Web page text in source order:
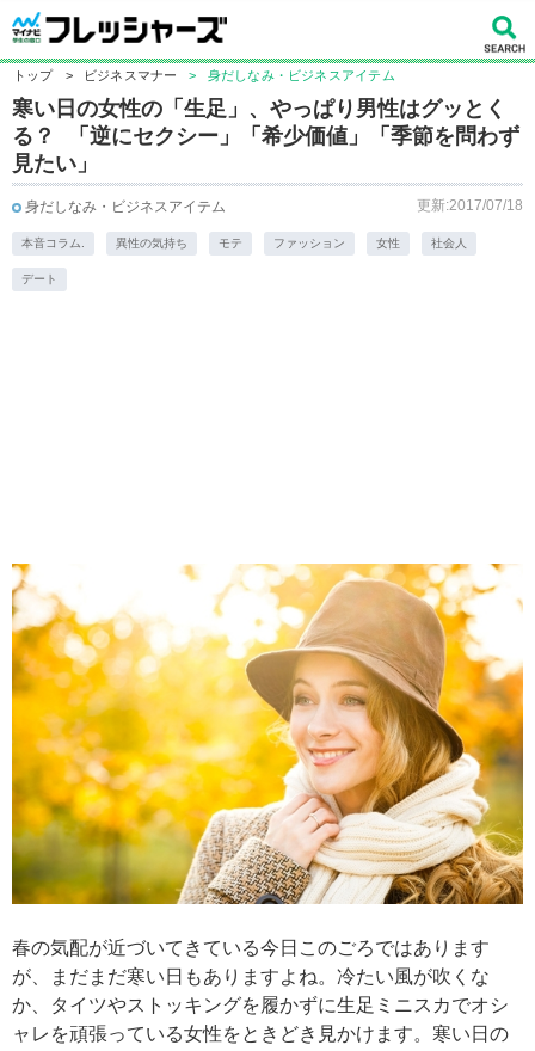
トップ > ビジネスマナー > 身だしなみ・ビジネスアイテム
寒い日の女性の「生足」、やっぱり男性はグッとく
る？ 「逆にセクシー」「希少価値」「季節を問わず
見たい」
身だしなみ・ビジネスアイテム 更新:2017/07/18
本音コラム. 異性の気持ち モテ ファッション 女性 社会人
デート
春の気配が近づいてきている今日このごろではあります
が、まだまだ寒い日もありますよね。冷たい風が吹くな
か、タイツやストッキングを履かずに生足ミニスカでオシ
ャレを頑張っている女性をときどき見かけます。寒い日の